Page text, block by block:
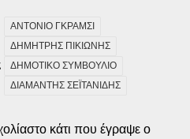
ΑΝΤΟΝΙΟ ΓΚΡΑΜΣΙ
ΔΗΜΗΤΡΗΣ ΠΙΚΙΩΝΗΣ
ΔΗΜΟΤΙΚΟ ΣΥΜΒΟΥΛΙΟ
ΔΙΑΜΑΝΤΗΣ ΣΕΪΤΑΝΙΔΗΣ
κάτι που έγραψε ο